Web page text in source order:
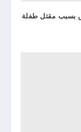
داعش بسبب مقتل طفلة